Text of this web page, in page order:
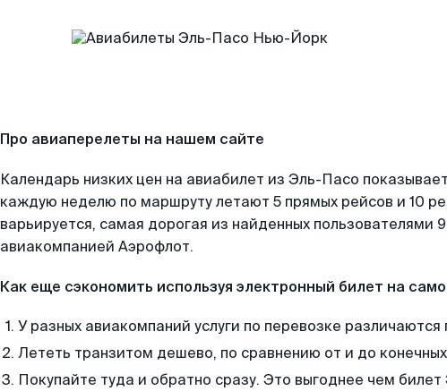
Про авиаперелеты на нашем сайте
Календарь низких цен на авиабилет из Эль-Пасо
каждую неделю по маршруту летают 5 прямых рейсов и 10
варьируется, самая дорогая из найденных пользователями
авиакомпанией Аэрофлот.
Как еще сэкономить используя электронный билет на
У разных авиакомпаний услуги по перевозке различаются
Лететь транзитом дешево, по сравнению от и до конечных
Покупайте туда и обратно сразу. Это выгоднее чем